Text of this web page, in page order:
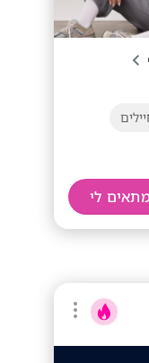
לי